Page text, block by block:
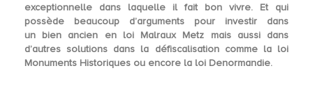
exceptionnelle dans laquelle il fait bon vivre. Et qui
possède beaucoup d’arguments pour investir dans
un bien ancien en loi Malraux Metz mais aussi dans
d’autres solutions dans la défiscalisation comme la loi
Monuments Historiques ou encore la loi Denormandie.